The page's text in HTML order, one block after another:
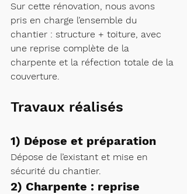
Sur cette rénovation, nous avons
pris en charge l’ensemble du
chantier : structure + toiture, avec
une reprise complète de la
charpente et la réfection totale de la
couverture.
Travaux réalisés
1) Dépose et préparation
Dépose de l’existant et mise en
sécurité du chantier.
2) Charpente : reprise